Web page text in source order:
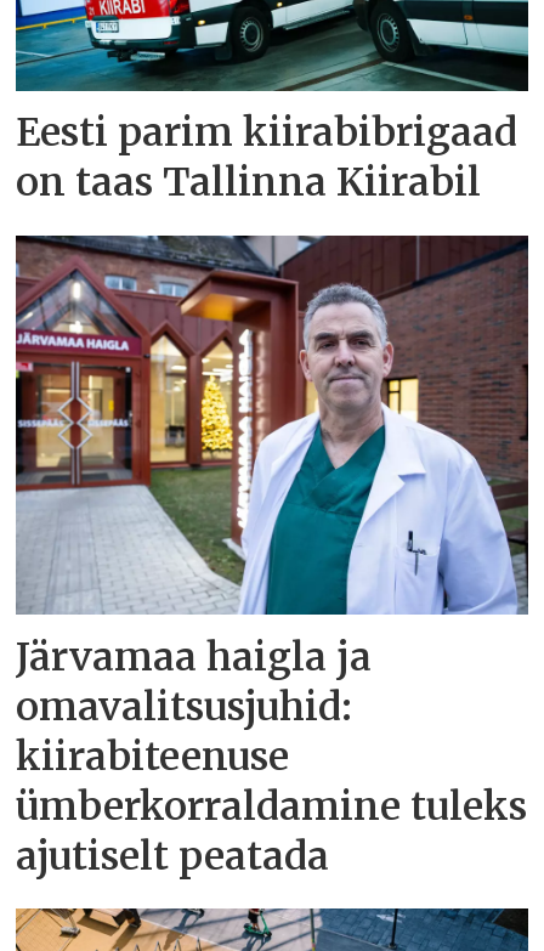
Eesti parim kiirabibrigaad
on taas Tallinna Kiirabil
Järvamaa haigla ja
omavalitsusjuhid:
kiirabiteenuse
ümberkorraldamine tuleks
ajutiselt peatada